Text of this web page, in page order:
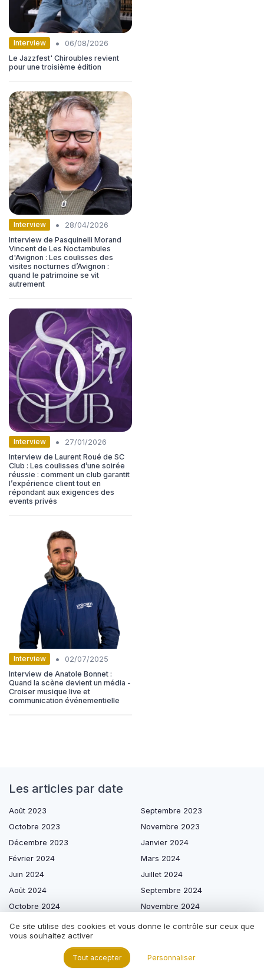
Interview •
06/08/2026
Le Jazzfest' Chiroubles revient
pour une troisième édition
Interview •
28/04/2026
Interview de Pasquinelli Morand
Vincent de Les Noctambules
d'Avignon : Les coulisses des
visites nocturnes d’Avignon :
quand le patrimoine se vit
autrement
Interview •
27/01/2026
Interview de Laurent Roué de SC
Club : Les coulisses d’une soirée
réussie : comment un club garantit
l’expérience client tout en
répondant aux exigences des
events privés
Interview •
02/07/2025
Interview de Anatole Bonnet :
Quand la scène devient un média -
Croiser musique live et
communication événementielle
Les articles par date
Août 2023
Septembre 2023
Octobre 2023
Novembre 2023
Décembre 2023
Janvier 2024
Février 2024
Mars 2024
Juin 2024
Juillet 2024
Août 2024
Septembre 2024
Octobre 2024
Novembre 2024
Décembre 2024
Janvier 2025
Février 2025
Mai 2025
Ce site utilise des cookies et vous donne le contrôle sur ceux que
vous souhaitez activer
Tout accepter Personnaliser